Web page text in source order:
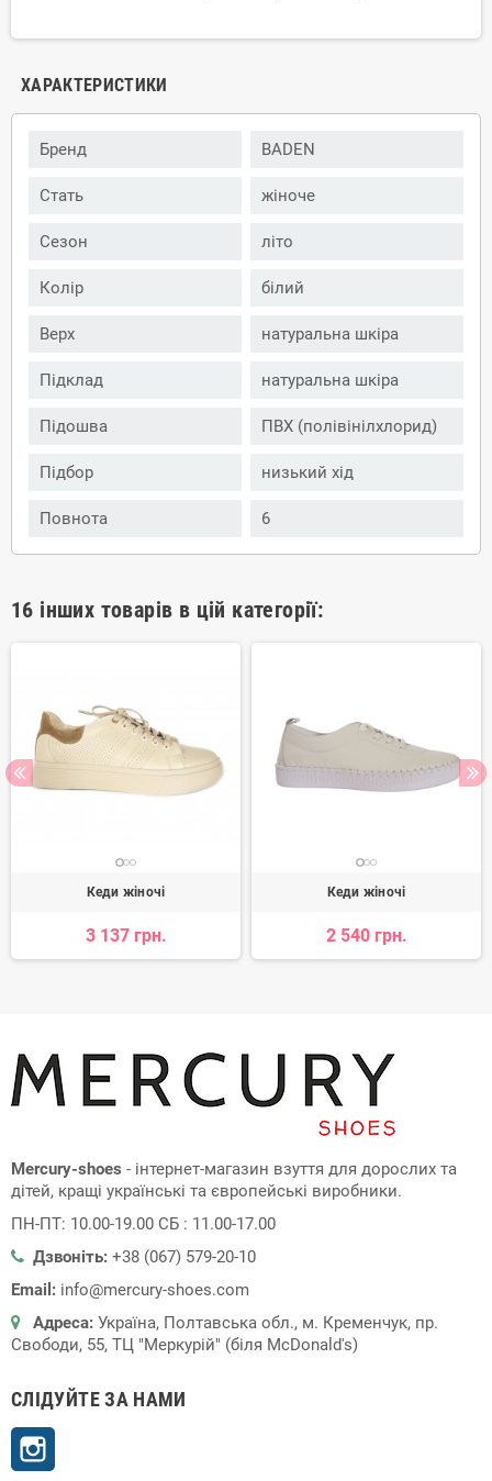
ХАРАКТЕРИСТИКИ
Бренд BADEN
Стать жіноче
Сезон літо
Колір білий
Верх натуральна шкіра
Підклад натуральна шкіра
Підошва ПВХ (полівінілхлорид)
Підбор низький хід
Повнота 6
16 інших товарів в цій категорії:
Кеди жіночі
3 137 грн.
Кеди жіночі
2 540 грн.
Mercury-shoes - інтернет-магазин взуття для дорослих та
дітей, кращі українські та європейські виробники.
ПН-ПТ: 10.00-19.00 СБ : 11.00-17.00
Дзвоніть: +38 (067) 579-20-10
Email: info@mercury-shoes.com
Адреса: Україна, Полтавська обл., м. Кременчук, пр.
Свободи, 55, ТЦ "Меркурій" (біля McDonald's)
СЛІДУЙТЕ ЗА НАМИ